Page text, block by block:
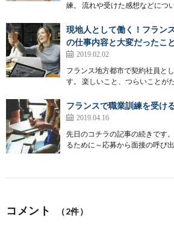
練。 流れや受けた感想などにつ
現地人として働く！フラン
の仕事内容と大変だったこと
2019.02.02
フランス地方都市で契約社員と
す。 楽しいこと、つらいことが
フランスで職業訓練を受け
2019.04.16
先日のコチラの記事の続きです
るために～応募から面接の呼び
コメント （2件）